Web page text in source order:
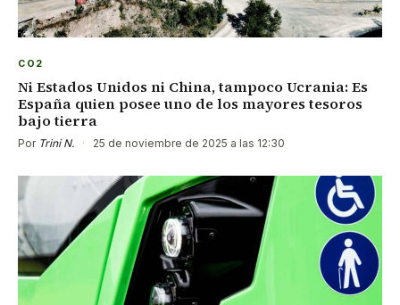
CO2
Ni Estados Unidos ni China, tampoco Ucrania: Es
España quien posee uno de los mayores tesoros
bajo tierra
Por Trini N. · 25 de noviembre de 2025 a las 12:30